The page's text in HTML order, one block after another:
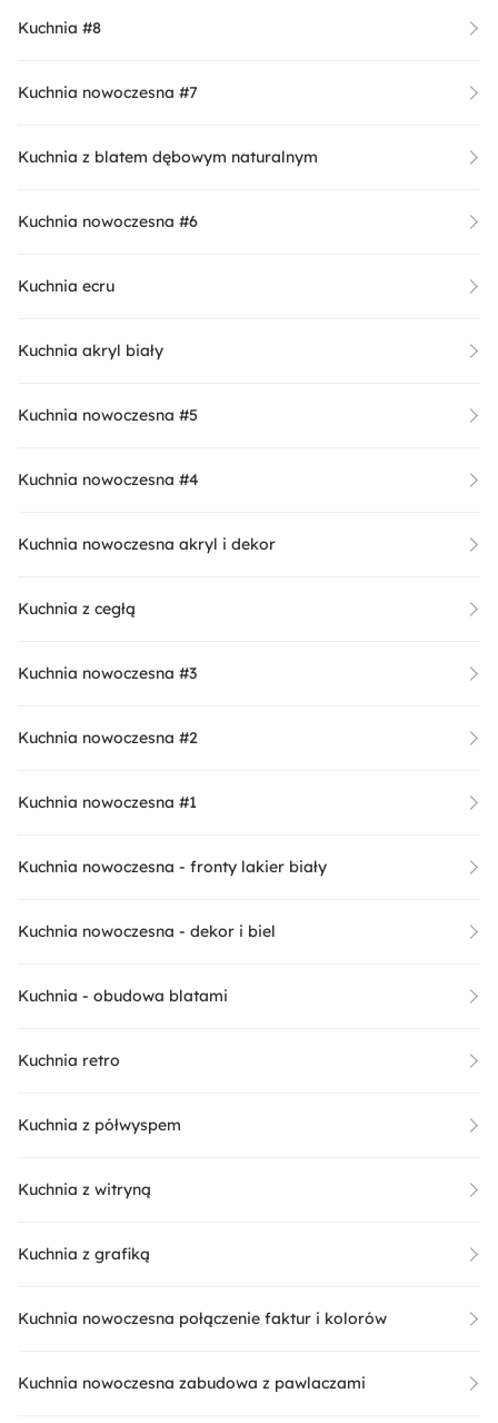
Kuchnia #8
Kuchnia nowoczesna #7
Kuchnia z blatem dębowym naturalnym
Kuchnia nowoczesna #6
Kuchnia ecru
Kuchnia akryl biały
Kuchnia nowoczesna #5
Kuchnia nowoczesna #4
Kuchnia nowoczesna akryl i dekor
Kuchnia z cegłą
Kuchnia nowoczesna #3
Kuchnia nowoczesna #2
Kuchnia nowoczesna #1
Kuchnia nowoczesna - fronty lakier biały
Kuchnia nowoczesna - dekor i biel
Kuchnia - obudowa blatami
Kuchnia retro
Kuchnia z półwyspem
Kuchnia z witryną
Kuchnia z grafiką
Kuchnia nowoczesna połączenie faktur i kolorów
Kuchnia nowoczesna zabudowa z pawlaczami